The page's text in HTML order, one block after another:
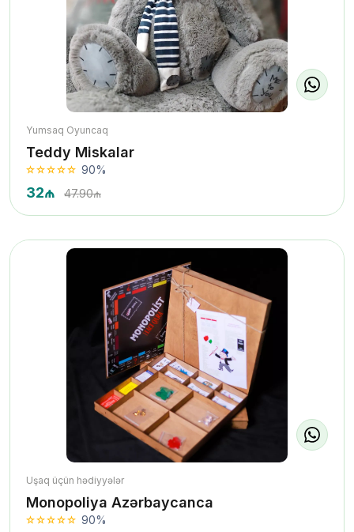
Yumsaq Oyuncaq
Teddy Miskalar
90%
32₼ 47.90₼
Uşaq üçün hədiyyələr
Monopoliya Azərbaycanca
90%